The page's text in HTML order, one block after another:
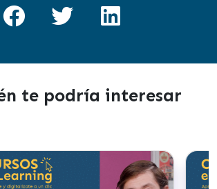
te podría interesar